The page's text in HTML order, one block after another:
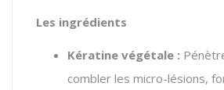
Les ingrédients
Kératine végétale :
combler les micro-lésions,